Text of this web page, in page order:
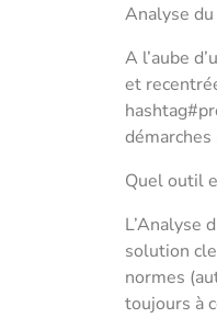
Analyse
A l’aube
et
Quel outil
L’Analyse
solution
normes
toujours à